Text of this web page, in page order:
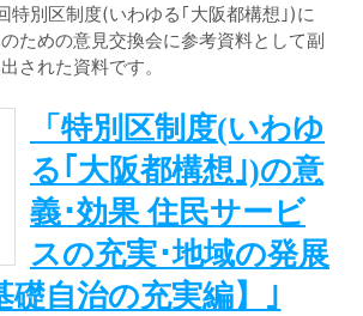
特別区制度(いわゆる｢大阪都構想｣)に
ための意見交換会に参考資料として副
された資料です。
「特別区制度(いわゆ
る｢大阪都構想｣)の意
義･効果 住民サービ
スの充実･地域の発展
礎自治の充実編】｣